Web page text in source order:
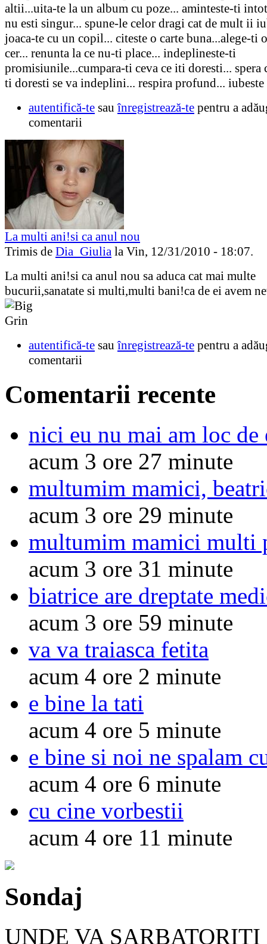
altii...uita-te la un album cu poze... aminteste-ti
nu esti singur... spune-le celor dragi cat de mult ii
joaca-te cu un copil... citeste o carte buna...alege-ti
cer... renunta la ce nu-ti place... indeplineste-ti
promisiunile...cumpara-ti ceva ce iti doresti... spera
ti doresti se va indeplini... respira profund... iubeste
autentifică-te sauînregistrează-te pentru a
comentarii
La multi ani!si ca anul nou
Trimis de Dia_Giulia la Vin, 12/31/2010 - 18:07.
La multi ani!si ca anul nou sa aduca cat mai multe
bucurii,sanatate si multi,multi bani!ca de ei avem
autentifică-te sauînregistrează-te pentru a
comentarii
Comentarii recente
nici eu nu mai am loc de
acum 3 ore 27 minute
multumim mamici,
acum 3 ore 29 minute
multumim mamici multi
acum 3 ore 31 minute
biatrice are dreptate
acum 3 ore 59 minute
va va traiasca fetita
acum 4 ore 2 minute
e bine la tati
acum 4 ore 5 minute
e bine si noi ne spalam
acum 4 ore 6 minute
cu cine vorbestii
acum 4 ore 11 minute
Sondaj
UNDE VA